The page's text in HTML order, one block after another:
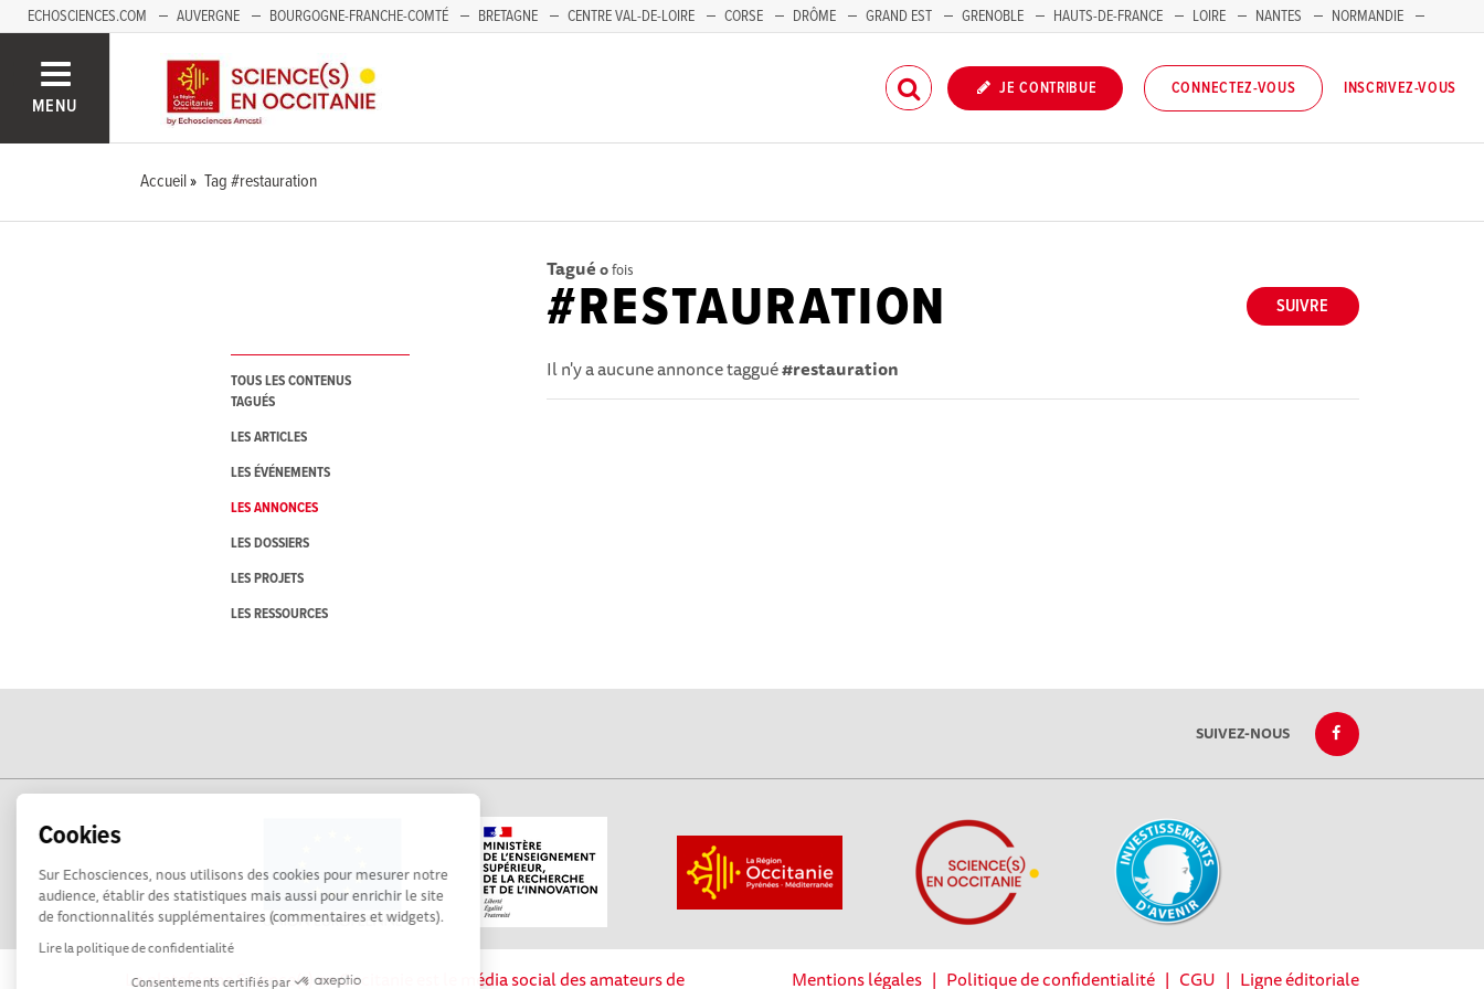
Cookies
Sur Echosciences, nous utilisons des cookies pour mesurer notre
audience, établir des statistiques mais aussi pour enrichir le site
de fonctionnalités supplémentaires (commentaires et widgets).
Lire la politique de confidentialité
Consentements certifiés par
ECHOSCIENCES.COM AUVERGNE BOURGOGNE-FRANCHE-COMTÉ BRETAGNE CENTRE VAL-DE-LOIRE CORSE DRÔME GRAND EST GRENOBLE HAUTS-DE-FRANCE LOIRE NANTES
NORMANDIE
MENU
JE CONTRIBUE CONNECTEZ-VOUS INSCRIVEZ-VOUS
Accueil Tag #restauration
TOUS LES CONTENUS
TAGUÉS
LES ARTICLES
LES ÉVÉNEMENTS
LES ANNONCES
LES DOSSIERS
LES PROJETS
LES RESSOURCES
Tagué 0fois
SUIVRE
#RESTAURATION
Il n'y a aucune annonce taggué#restauration
SUIVEZ-NOUS
La plateforme Science(s) en Occitanie est le média social des amateurs de Mentions légales| Politique de confidentialité| CGU | Ligne éditoriale